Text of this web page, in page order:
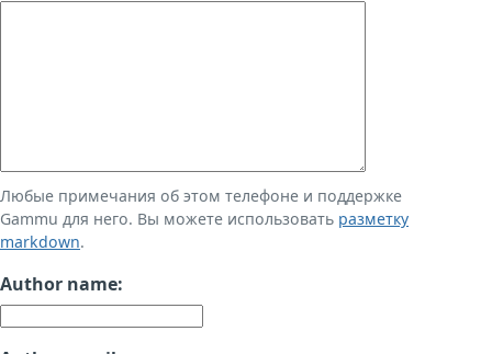
Любые примечания об этом телефоне и поддержке
Gammu для него. Вы можете использовать разметку
markdown.
Author name: